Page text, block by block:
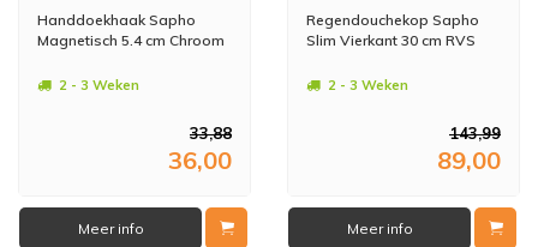
Handdoekhaak Sapho
Magnetisch 5.4 cm Chroom
2 - 3 Weken
33,88
36,00
Meer info
Regendouchekop Sapho
Slim Vierkant 30 cm RVS
2 - 3 Weken
143,99
89,00
Meer info